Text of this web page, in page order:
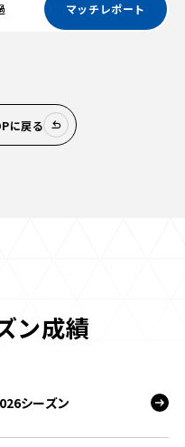
マッチレポート
に戻る
ン成績
シーズン